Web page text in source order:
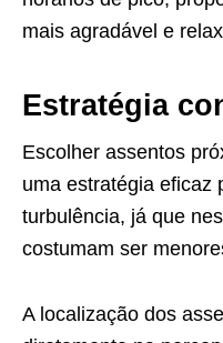
mais agradável e
Estratégia
Escolher assentos
uma estratégia eficaz
turbulência, já que
costumam ser
A localização dos